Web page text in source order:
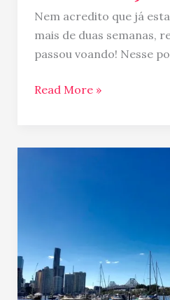
Nem acredito que já
mais de duas semanas,
passou voando! Nesse
Read More »
novo
em
Brisbane!